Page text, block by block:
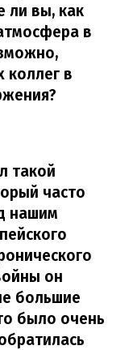
ли вы, как
в
коллег в
такой
часто
нашим
он
большие
было очень